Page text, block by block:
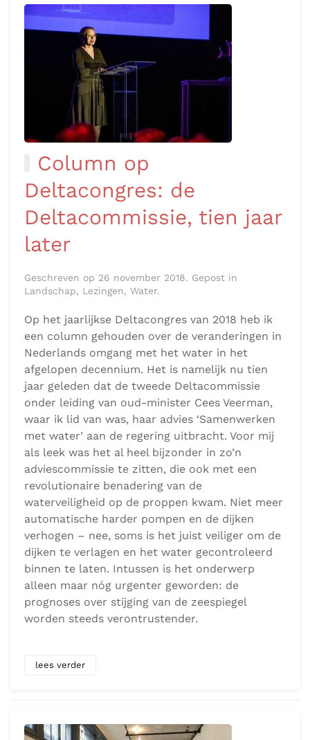
Column op
Deltacongres: de
Deltacommissie, tien jaar
later
Geschreven op 26 november 2018. Gepost in
Landschap, Lezingen, Water.
Op het jaarlijkse Deltacongres van 2018 heb ik
een column gehouden over de veranderingen in
Nederlands omgang met het water in het
afgelopen decennium. Het is namelijk nu tien
jaar geleden dat de tweede Deltacommissie
onder leiding van oud-minister Cees Veerman,
waar ik lid van was, haar advies ‘Samenwerken
met water’ aan de regering uitbracht. Voor mij
als leek was het al heel bijzonder in zo’n
adviescommissie te zitten, die ook met een
revolutionaire benadering van de
waterveiligheid op de proppen kwam. Niet meer
automatische harder pompen en de dijken
verhogen – nee, soms is het juist veiliger om de
dijken te verlagen en het water gecontroleerd
binnen te laten. Intussen is het onderwerp
alleen maar nóg urgenter geworden: de
prognoses over stijging van de zeespiegel
worden steeds verontrustender.
lees verder